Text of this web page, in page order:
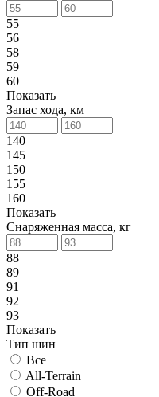
55
56
58
59
60
Показать
Запас хода, км
140
145
150
155
160
Показать
Снаряженная масса, кг
88
89
91
92
93
Показать
Тип шин
Все
All-Terrain
Off-Road